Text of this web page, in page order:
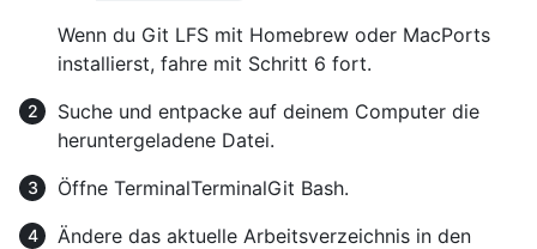
Wenn du Git LFS mit Homebrew oder MacPorts
installierst, fahre mit Schritt 6 fort.
Suche und entpacke auf deinem Computer die
heruntergeladene Datei.
Öffne TerminalTerminalGit Bash.
Ändere das aktuelle Arbeitsverzeichnis in den